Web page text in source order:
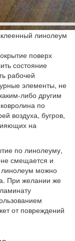
линолеум
поверх
состояние
рабочей
элементы, не
либо другим
по
воздуха, бугров,
на
по линолеуму,
смещается и
можно
При желании же
от повреждений